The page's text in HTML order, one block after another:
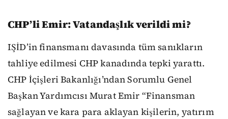
CHP’li Emir: Vatandaşlık verildi mi?
IŞİD’in finansmanı davasında tüm sanıkların
tahliye edilmesi CHP kanadında tepki yarattı.
CHP İçişleri Bakanlığı’ndan Sorumlu Genel
Başkan Yardımcısı Murat Emir “Finansman
sağlayan ve kara para aklayan kişilerin, yatırım